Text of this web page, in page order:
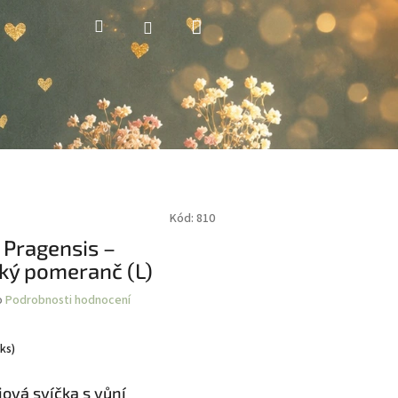
Hledat PřihlášeníNákupní
košík
Kód: 810
–
pomeranč (L)
Podrobnosti hodnocení
svíčka s vůní